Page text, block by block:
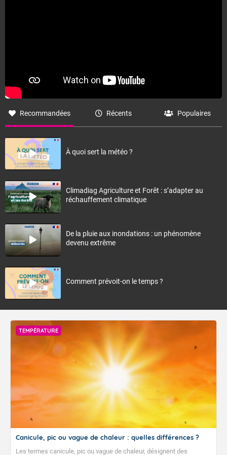
Recommandées Récents Populaires
À quoi sert la météo ?
Climadiag Agriculture et Forêt : s’adapter au
réchauffement climatique
De la pluie aux inondations : un phénomène
devenu extrême
Comment prévoit-on le temps ?
TEMPÉRATURE
Canicule, pic ou vague de chaleur : quelles différences ?
Les termes canicule, pic ou vague de chaleur, désignent des